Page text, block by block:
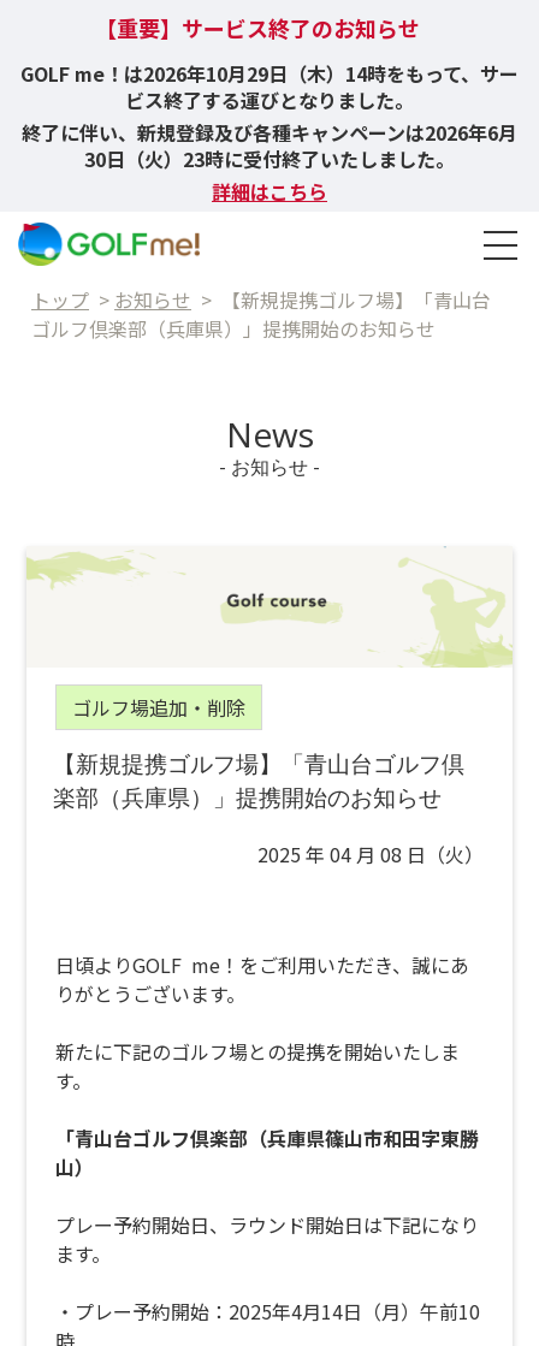
【重要】サービス終了のお知らせ
GOLF me！は2026年10月29日（木）14時をもって、サー
ビス終了する運びとなりました。
終了に伴い、新規登録及び各種キャンペーンは2026年6月
30日（火）23時に受付終了いたしました。
詳細はこちら
トップ > お知らせ >
【新規提携ゴルフ場】「青山台
ゴルフ倶楽部（兵庫県）」提携開始のお知らせ
News
- お知らせ -
ゴルフ場追加・削除
【新規提携ゴルフ場】「青山台ゴルフ倶
楽部（兵庫県）」提携開始のお知らせ
2025 年 04 月 08 日（火）
日頃よりGOLF me！をご利用いただき、誠にあ
りがとうございます。
新たに下記のゴルフ場との提携を開始いたしま
す。
「青山台ゴルフ倶楽部（兵庫県篠山市和田字東勝
山）
プレー予約開始日、ラウンド開始日は下記になり
ます。
・プレー予約開始：2025年4月14日（月）午前10
時